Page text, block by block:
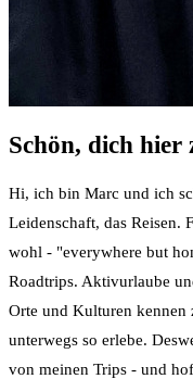
Schön, dich hier
Hi, ich bin Marc und ich
Leidenschaft, das Reisen.
wohl - "everywhere but
Roadtrips. Aktivurlaube
Orte und Kulturen kennen
unterwegs so erlebe.
von meinen Trips - und